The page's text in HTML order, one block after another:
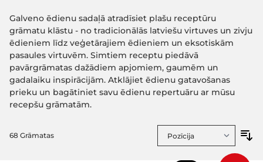
Galveno ēdienu sadaļā atradīsiet plašu receptūru
grāmatu klāstu - no tradicionālās latviešu virtuves un zivju
ēdieniem līdz veģetārajiem ēdieniem un eksotiskām
pasaules virtuvēm. Simtiem receptu piedāvā
pavārgrāmatas dažādiem apjomiem, gaumēm un
gadalaiku inspirācijām. Atklājiet ēdienu gatavošanas
prieku un bagātiniet savu ēdienu repertuāru ar mūsu
recepšu grāmatām.
68 Grāmatas